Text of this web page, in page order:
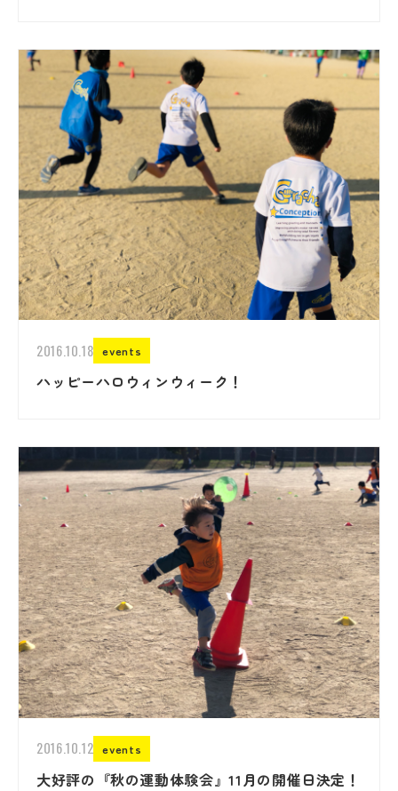
2016.10.18 events
ハッピーハロウィンウィーク！
2016.10.12 events
大好評の『秋の運動体験会』11月の開催日決定！